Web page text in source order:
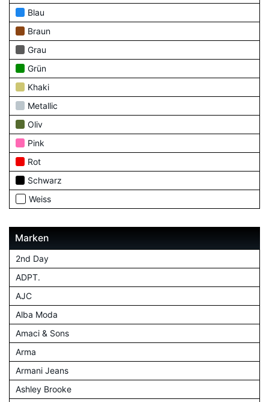
Blau
Braun
Grau
Grün
Khaki
Metallic
Oliv
Pink
Rot
Schwarz
Weiss
Marken
2nd Day
ADPT.
AJC
Alba Moda
Amaci & Sons
Arma
Armani Jeans
Ashley Brooke